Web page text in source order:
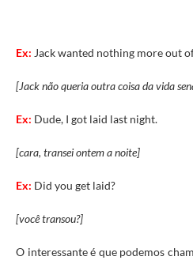
Ex: Jackwanted nothing moreout
[Jack não queria outra coisa da vida
Ex: Dude, I got laid last night.
[cara, transei ontem a noite]
Ex: Did you get laid?
[você transou?]
O interessante é que podemos